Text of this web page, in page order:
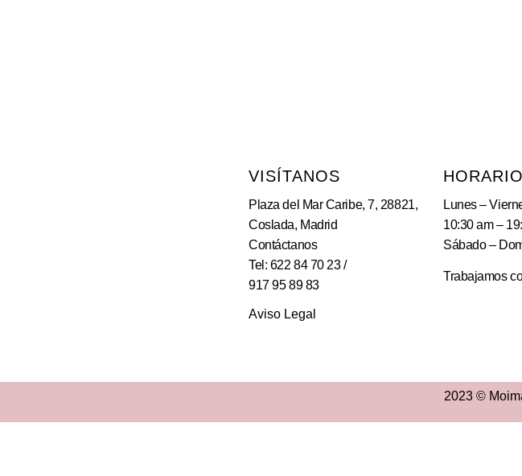
VISÍTANOS
Plaza del Mar Caribe, 7, 28821,
Coslada, Madrid
Contáctanos
Tel: 622 84 70 23 /
917 95 89 83
Aviso Legal
HORARIO
Lunes –
10:30 am –
Sábado –
Trabajamos
2023 ©